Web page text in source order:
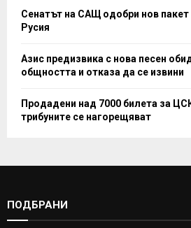
Сенатът на САЩ одобри нов
Русия
Азис предизвика с нова песен
общността и отказа да се извини
Продадени над 7000 билета за
трибуните се нагорещяват
ПОДБРАНИ